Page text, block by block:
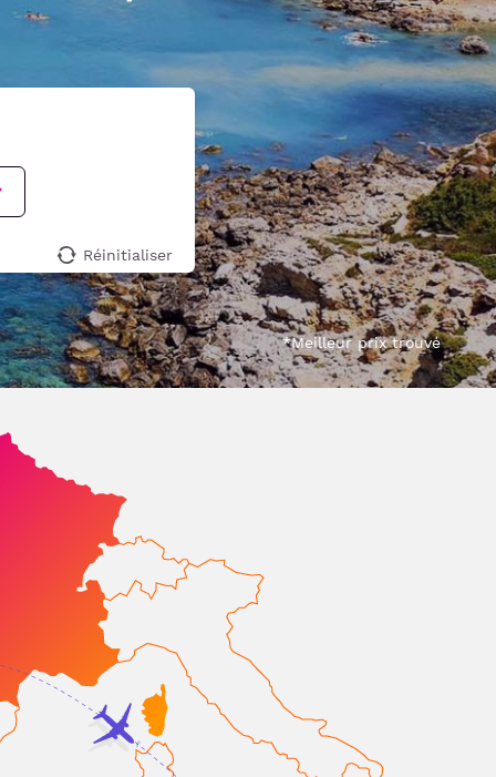
*Meilleur prix trouvé
Réinitialiser